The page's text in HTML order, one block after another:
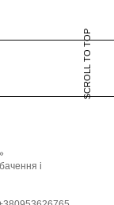
SCROLL TO TOP
і